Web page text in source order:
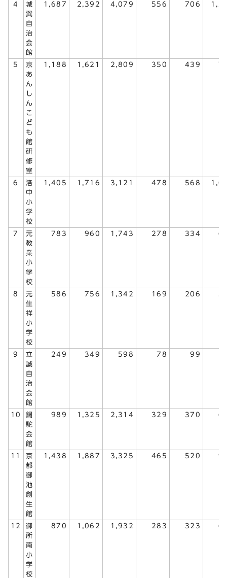
4
城
巽
自
治
会
館
1,687 2,392 4,079 556 706
5
京
あ
ん
し
ん
こ
ど
も
館
研
修
室
1,188 1,621 2,809 350 439
6
洛
中
小
学
校
1,405 1,716 3,121 478 568
7
元
教
業
小
学
校
783 960 1,743 278 334
8
元
生
祥
小
学
校
586 756 1,342 169 206
9
立
誠
自
治
会
館
249 349 598 78 99
10
銅
駝
会
館
989 1,325 2,314 329 370
11
京
都
御
池
創
生
館
1,438 1,887 3,325 465 520
12
御
所
南
小
学
校
870 1,062 1,932 283 323